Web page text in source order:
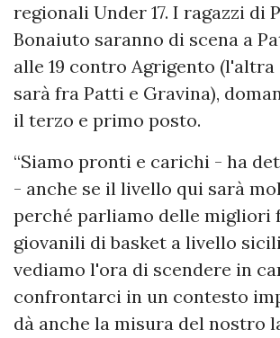
regionali Under 17. I ragazzi di
Bonaiuto saranno di scena a
alle 19 contro Agrigento (l'altra
sarà fra Patti e Gravina),
il terzo e primo posto.
“Siamo pronti e carichi - ha
- anche se il livello qui sarà
perché parliamo delle migliori
giovanili di basket a livello
vediamo l'ora di scendere in
confrontarci in un contesto
dà anche la misura del nostro